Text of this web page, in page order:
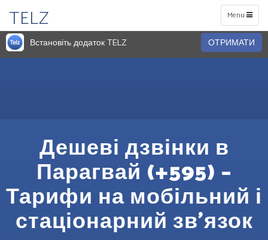
Toggle
navigation
Menu
TELZ
Встановіть додаток TELZ ОТРИМАТИ
Дешеві дзвінки в
Парагвай (+595) –
Тарифи на мобільний і
стаціонарний зв’язок